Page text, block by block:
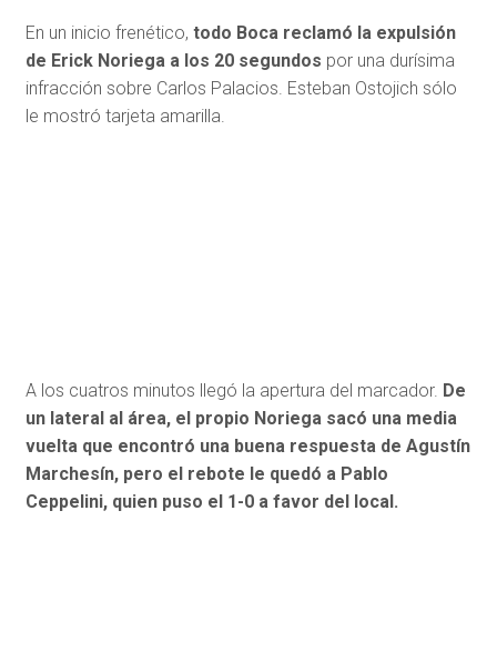
En un inicio frenético, todo Boca reclamó la expulsión
de Erick Noriega a los 20 segundos por una durísima
infracción sobre Carlos Palacios. Esteban Ostojich sólo
le mostró tarjeta amarilla.
A los cuatros minutos llegó la apertura del marcador. De
un lateral al área, el propio Noriega sacó una media
vuelta que encontró una buena respuesta de Agustín
Marchesín, pero el rebote le quedó a Pablo
Ceppelini, quien puso el 1-0 a favor del local.